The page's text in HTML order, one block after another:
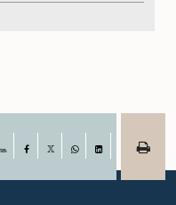
Facebook